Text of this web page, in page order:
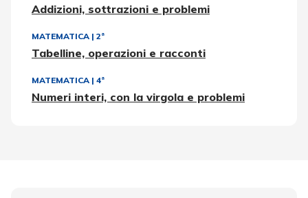
Addizioni, sottrazioni e problemi
MATEMATICA | 2ª
Tabelline, operazioni e racconti
MATEMATICA | 4ª
Numeri interi, con la virgola e problemi